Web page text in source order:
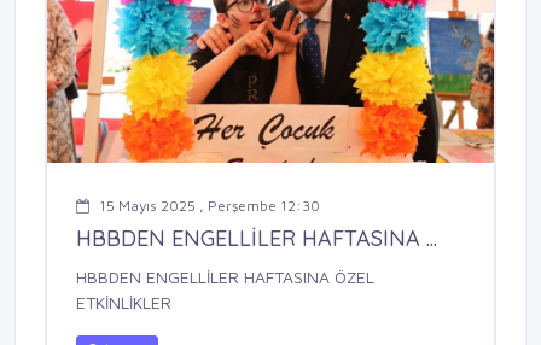
15 Mayıs 2025 , Perşembe 12:30
HBBDEN ENGELLİLER HAFTASINA ...
HBBDEN ENGELLİLER HAFTASINA ÖZEL
ETKİNLİKLER